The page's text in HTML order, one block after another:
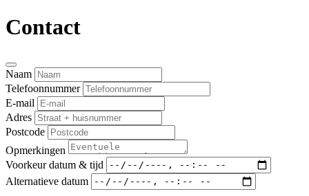
Contact
Naam
Telefoonnummer
E-mail
Adres
Postcode
Opmerkingen
Voorkeur datum & tijd
Alternatieve datum